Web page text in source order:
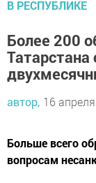
В РЕСПУБЛИКЕ
Более 200
Татарстана
автор, 16
Больше всего
вопросам